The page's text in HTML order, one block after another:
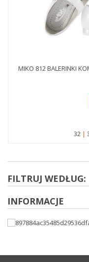
MIKO 812 BALERINKI
32
FILTRUJ WEDŁUG:
INFORMACJE